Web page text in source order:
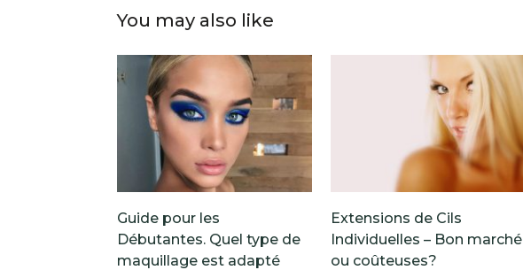
You may also like
Guide pour les
Débutantes. Quel type de
maquillage est adapté
Extensions de Cils
Individuelles – Bon marché
ou coûteuses?